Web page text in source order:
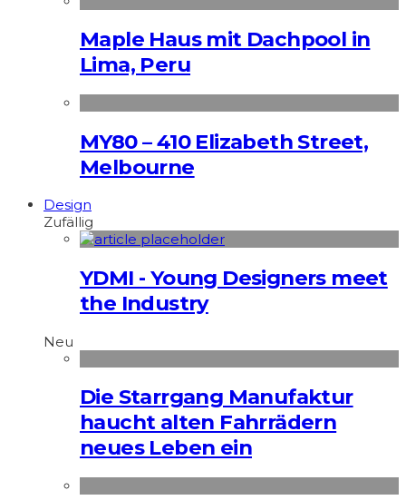
Maple Haus mit Dachpool in
Lima, Peru
MY80 – 410 Elizabeth Street,
Melbourne
Design
Zufällig
YDMI - Young Designers meet
the Industry
Neu
Die Starrgang Manufaktur
haucht alten Fahrrädern
neues Leben ein